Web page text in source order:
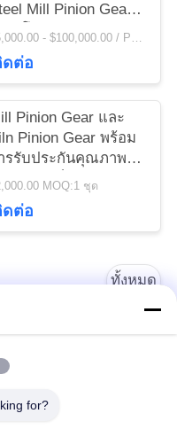
Mill Pinion Gears
คาโรงงาน
$5,000.00 - $100,000.00 / Piece MOQ:1.0 ชิ้น / ชิ้น
ต่อ
Pinion Gear และ
Pinion Gear พร้อม
รรับประกันคุณภาพ
ะวัสดุเหล็ก 42crmo
MOQ:1 ชุด
ต่อ
ทั้งหมด
องเฟืองเกียร์เอียง
for?